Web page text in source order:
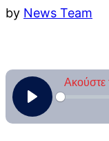
by News Team